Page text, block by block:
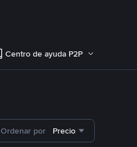
Centro de ayuda P2P
Ordenar por Precio